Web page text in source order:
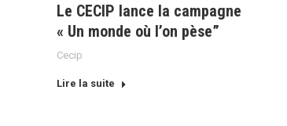
Le CECIP lance la campagne
« Un monde où l’on pèse”
Cecip
Lire la suite